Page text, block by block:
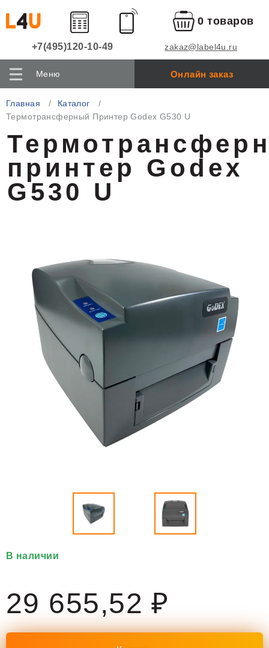
+7(495)120-10-49 zakaz@label4u.ru
0 товаров
Меню Онлайн заказ
Главная
Каталог
Термотрансферный Принтер Godex G530 U
принтер Godex
G530 U
В наличии
29 655,52 ₽